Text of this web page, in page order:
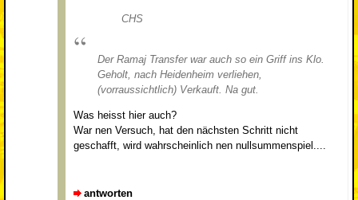
CHS
Der Ramaj Transfer war auch so ein Griff ins Klo.
Geholt, nach Heidenheim verliehen,
(vorraussichtlich) Verkauft. Na gut.
Was heisst hier auch?
War nen Versuch, hat den nächsten Schritt nicht
geschafft, wird wahrscheinlich nen nullsummenspiel....
antworten